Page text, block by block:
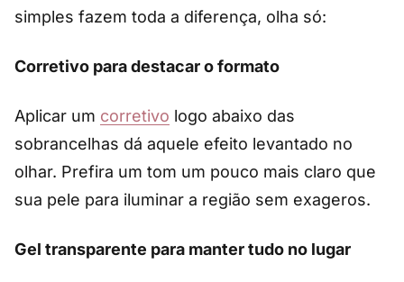
simples fazem toda a diferença, olha só:
Corretivo para destacar o formato
Aplicar um corretivo logo abaixo das
sobrancelhas dá aquele efeito levantado no
olhar. Prefira um tom um pouco mais claro que
sua pele para iluminar a região sem exageros.
Gel transparente para manter tudo no lugar